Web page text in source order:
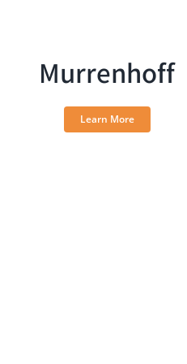
Murrenhoff
Learn More